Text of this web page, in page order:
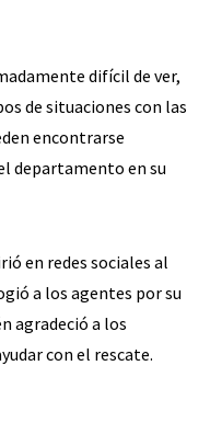
difícil de ver,
de situaciones con las
encontrarse
departamento en su
en redes sociales al
a los agentes por su
agradeció a los
con el rescate.